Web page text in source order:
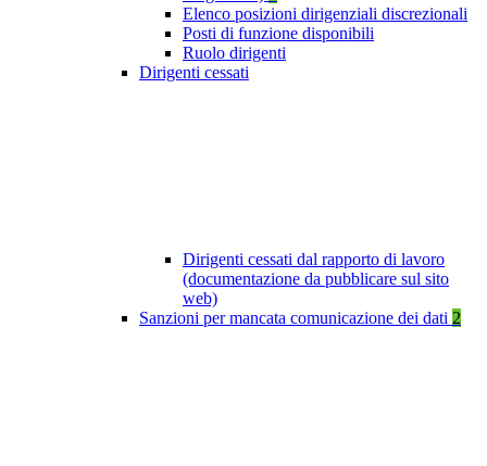
Elenco posizioni dirigenziali discrezionali
Posti di funzione disponibili
Ruolo dirigenti
Dirigenti cessati
Dirigenti cessati dal rapporto di lavoro
(documentazione da pubblicare sul sito
web)
Sanzioni per mancata comunicazione dei dati 2